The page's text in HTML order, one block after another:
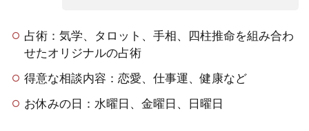
いで
オス
スメ
の先
生
は？
占術：気学、タロット、手相、四柱推命を組み合わ
せたオリジナルの占術
得意な相談内容：恋愛、仕事運、健康など
お休みの日：水曜日、金曜日、日曜日